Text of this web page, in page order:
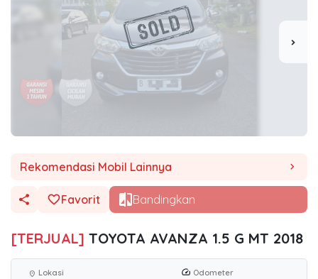
chevron_right
Rekomendasi Mobil Lainnya chevron_right
Favorit Bandingkan
[TERJUAL] TOYOTA AVANZA 1.5 G MT 2018
location_on Lokasi Odometer